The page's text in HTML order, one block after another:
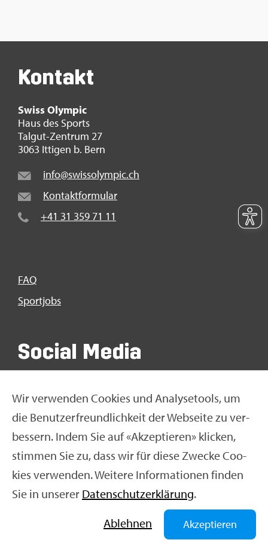
Wir ver­wen­den Coo­kies und Ana­ly­se­tools, um
die Be­nut­zer­freund­lich­keit der Web­sei­te zu ver­
bes­sern. Indem Sie auf «Ak­zep­tie­ren» kli­cken,
stim­men Sie zu, dass wir für diese Zwe­cke Coo­
kies ver­wen­den. Wei­te­re In­for­ma­tio­nen fin­den
Sie in un­se­rer Da­ten­schut­z­er­klä­rung.
Ab­leh­nen
Akzeptieren
Kon­takt
Swiss Olym­pic
Haus des Sports
Tal­gut-Zen­trum 27
3063 It­ti­gen b. Bern
info@​swi​ssol​ympi​c.​ch
Kon­takt­for­mu­lar
+41 31 359 71 11
FAQ
Sport­jobs
So­ci­al Media
Im­pres­sum|Da­ten­schut­z­er­
Nut­zungs­be­din­gun­gen Ne­ti­quet­te